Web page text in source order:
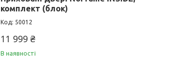
комплект (блок)
50012
11 999 ₴
В наявності